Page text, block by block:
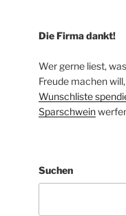
Die Firma dankt!
Wer gerne liest,
Freude machen
Wunschliste
Sparschwein
Suchen